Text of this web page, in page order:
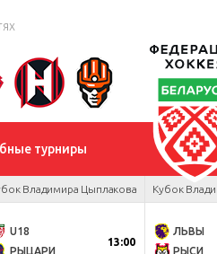
турниры
Владимира Цыплакова
U18
РЫЦАРИ
13:00
Кубок
ЛЬВЫ
РЫСИ